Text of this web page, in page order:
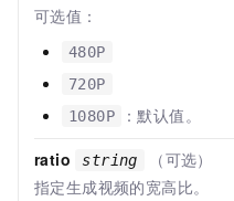
可选值：
480P
720P
1080P
：默认值。
ratio
string
（可选）
指定生成视频的宽高比。